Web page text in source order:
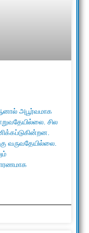
அபூர்வமாக
சில
வருவதேயில்லை.